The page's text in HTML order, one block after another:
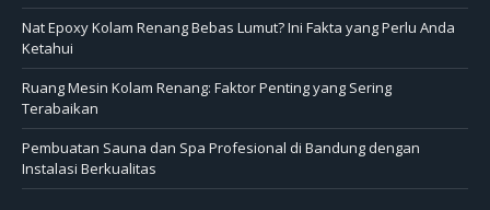
Nat Epoxy Kolam Renang Bebas Lumut? Ini Fakta yang Perlu Anda
Ketahui
Ruang Mesin Kolam Renang: Faktor Penting yang Sering
Terabaikan
Pembuatan Sauna dan Spa Profesional di Bandung dengan
Instalasi Berkualitas